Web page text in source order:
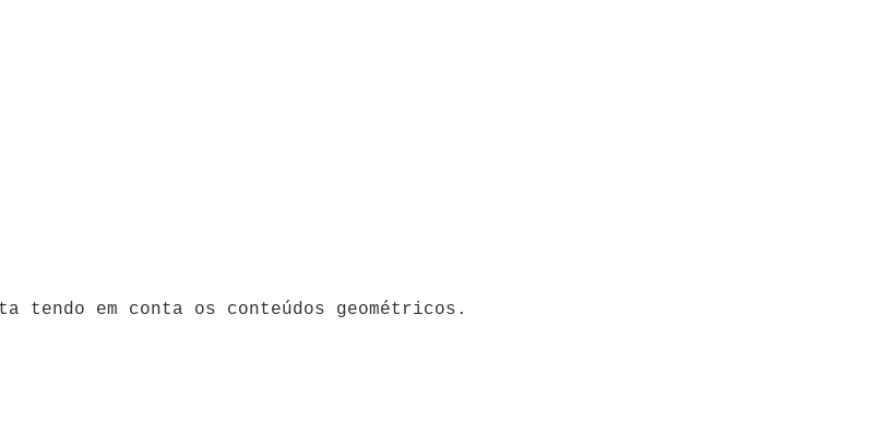
tendo em conta os conteúdos geométricos.